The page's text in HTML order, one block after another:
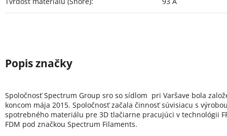
Spoločnosť Spectrum Group sro so sídlom pri Varšave bola
koncom mája 2015. Spoločnosť začala činnosť súvisiacu s
spotrebného materiálu pre 3D tlačiarne pracujúci v technológii
FDM pod značkou Spectrum Filaments.